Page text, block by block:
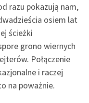
razu pokazują nam,
osiem lat
ścieżki
grono wiernych
Połączenie
i raczej
na poważnie.